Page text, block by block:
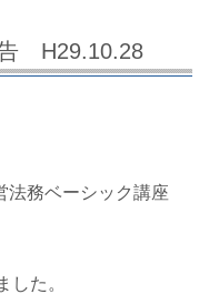
H29.10.28
務ベーシック講座
した。